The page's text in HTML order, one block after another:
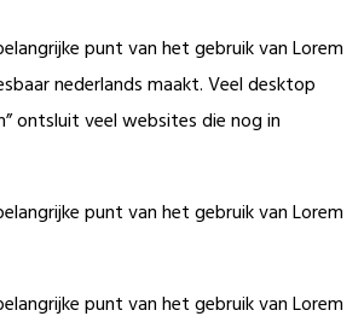
punt van het gebruik van Lorem
nederlands maakt. Veel desktop
ontsluit veel websites die nog in
punt van het gebruik van Lorem
punt van het gebruik van Lorem